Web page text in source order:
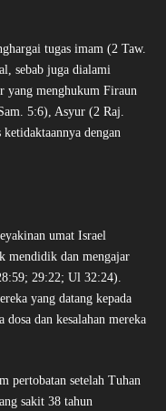
tugas imam (2 Taw.
sebab juga dialami
yang menghukum Firaun
5:6), Asyur (2 Raj.
dengan
umat Israel
mendidik dan mengajar
29:22; Ul 32:24).
yang datang kepada
dan kesalahan mereka
pertobatan setelah Tuhan
sakit 38 tahun